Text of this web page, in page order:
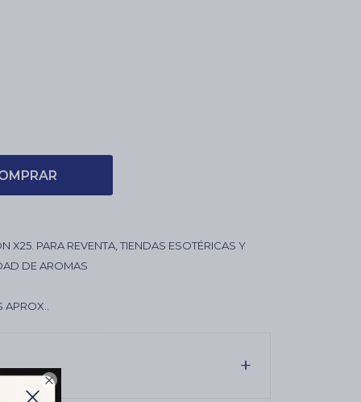

X25. PARA REVENTA, TIENDAS ESOTÉRICAS Y
DE AROMAS